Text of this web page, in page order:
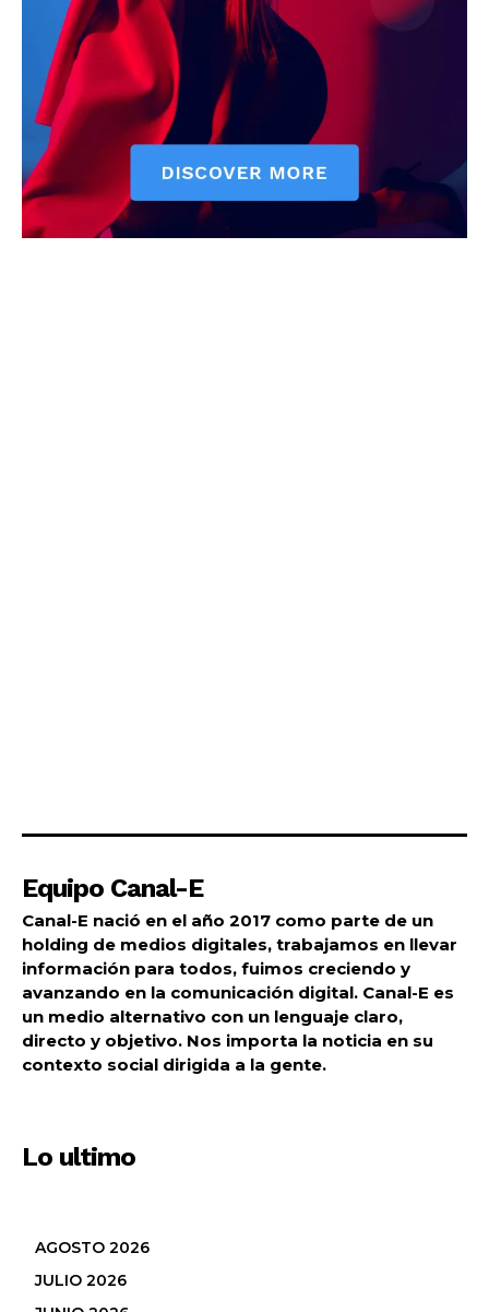
Equipo Canal-E
Canal-E nació en el año 2017 como parte de un
holding de medios digitales, trabajamos en llevar
información para todos, fuimos creciendo y
avanzando en la comunicación digital. Canal-E es
un medio alternativo con un lenguaje claro,
directo y objetivo. Nos importa la noticia en su
contexto social dirigida a la gente.
Lo ultimo
AGOSTO 2026
JULIO 2026